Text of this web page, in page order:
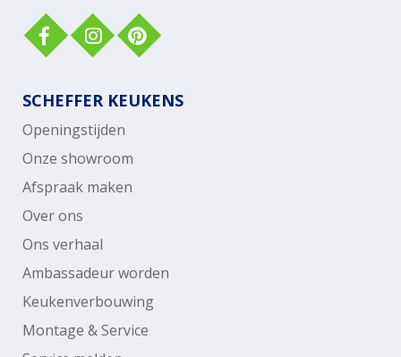
SCHEFFER KEUKENS
Openingstijden
Onze showroom
Afspraak maken
Over ons
Ons verhaal
Ambassadeur worden
Keukenverbouwing
Montage & Service